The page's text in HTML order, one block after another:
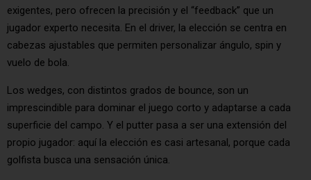
exigentes, pero ofrecen la precisión y el “feedback” que un
jugador experto necesita. En el driver, la elección se centra en
cabezas ajustables que permiten personalizar ángulo, spin y
vuelo de bola.
Los wedges, con distintos grados de bounce, son un
imprescindible para dominar el juego corto y adaptarse a cada
superficie del campo. Y el putter pasa a ser una extensión del
propio jugador: aquí la elección es casi artesanal, porque cada
golfista busca una sensación única.